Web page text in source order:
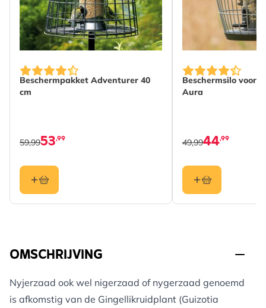
Beschermpakket Adventurer 40
cm
53,99
59,99
Beschermsilo voor
Aura
44,99
49,99
OMSCHRIJVING
Nyjerzaad ook wel nigerzaad of nygerzaad genoemd
is afkomstig van de Gingellikruidplant (Guizotia